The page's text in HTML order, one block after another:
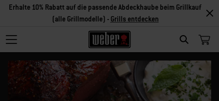
SEARCH
Erhalte 10% Rabatt auf die passende Abdeckhaube beim Grillkauf
(alle Grillmodelle) - Grills entdecken